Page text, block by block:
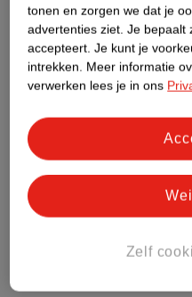
Nature Impact Score
Dit
Impact
Meer
Bestel &
tonen en zorgen we dat je
advertenties ziet. Je bepaalt
accepteert. Je kunt je
intrekken. Meer informatie
verwerken lees je in ons
Zelf